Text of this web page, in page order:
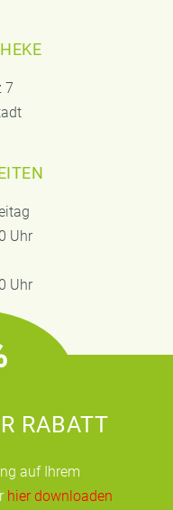
7
Uhr
Uhr
RABATT
auf Ihrem
hier downloaden